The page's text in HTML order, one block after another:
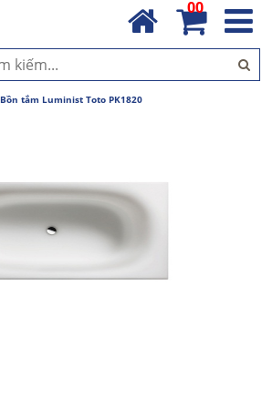
00
Bồn tắm Luminist Toto PK1820